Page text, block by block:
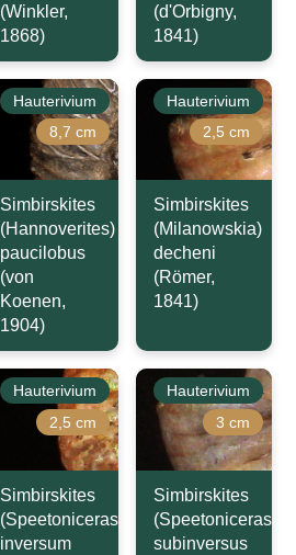
(Winkler,
1868)
(d'Orbigny,
1841)
Hauterivium
8,7 cm
Simbirskites
(Hannoverites)
paucilobus
(von
Koenen,
1904)
Hauterivium
2,5 cm
Simbirskites
(Milanowskia)
decheni
(Römer,
1841)
Hauterivium
2,5 cm
Simbirskites
(Speetoniceras)
inversum
Hauterivium
3 cm
Simbirskites
(Speetoniceras)
subinversus